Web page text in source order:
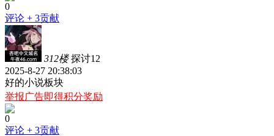
0
评论 + 3贡献
312楼 探讨12
2025-8-27 20:38:03
好的小说板块
举报广告即得积分奖励
0
评论 + 3贡献